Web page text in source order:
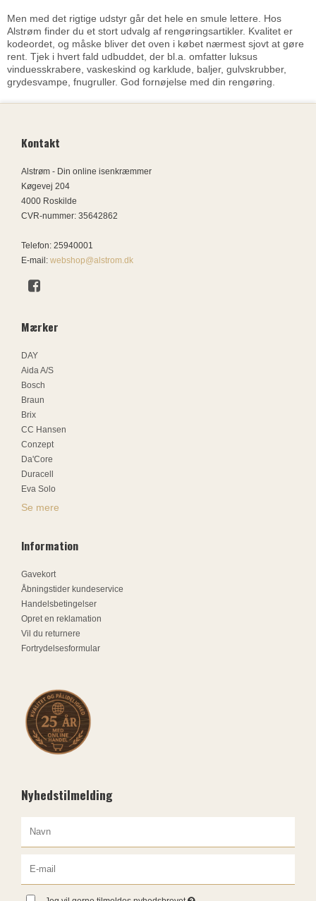
Men med det rigtige udstyr går det hele en smule lettere. Hos
Alstrøm finder du et stort udvalg af rengøringsartikler. Kvalitet er
kodeordet, og måske bliver det oven i købet nærmest sjovt at gøre
rent. Tjek i hvert fald udbuddet, der bl.a. omfatter luksus
vinduesskrabere, vaskeskind og karklude, baljer, gulvskrubber,
grydesvampe, fnugruller. God fornøjelse med din rengøring.
Kontakt
Alstrøm - Din online isenkræmmer
Køgevej 204
4000 Roskilde
CVR-nummer: 35642862
Telefon: 25940001
E-mail : webshop@alstrom.dk
Mærker
DAY
Aida A/S
Bosch
Braun
Brix
CC Hansen
Conzept
Da'Core
Duracell
Eva Solo
Se mere
Information
Gavekort
Åbningstider kundeservice
Handelsbetingelser
Opret en reklamation
Vil du returnere
Fortrydelsesformular
Nyhedstilmelding